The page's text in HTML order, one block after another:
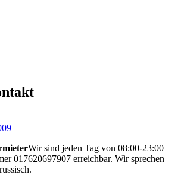
Wir sind jeden Tag von 08:00-23:00
017620697907 erreichbar. Wir sprechen